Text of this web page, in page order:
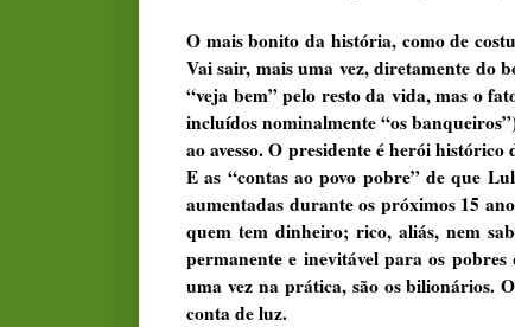
O mais bonito da história, como de
Vai sair, mais uma vez, diretamente do
“veja bem” pelo resto da vida, mas o
incluídos nominalmente “os
ao avesso. O presidente é herói
E as “contas ao povo pobre” de que
aumentadas durante os próximos 15
quem tem dinheiro; rico, aliás, nem
permanente e inevitável para os
uma vez na prática, são os bilionários.
conta de luz.